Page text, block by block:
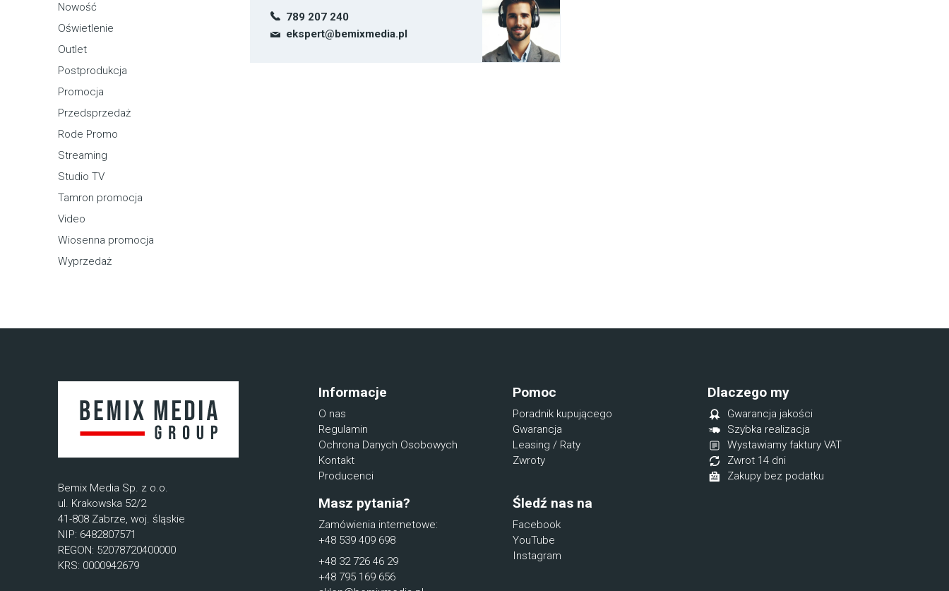
Nowość
Oświetlenie
Outlet
Postprodukcja
Promocja
Przedsprzedaż
Rode Promo
Streaming
Studio TV
Tamron promocja
Video
Wiosenna promocja
Wyprzedaż
789 207 240
ekspert@bemixmedia.pl
Bemix Media Sp. z o.o.
ul. Krakowska 52/2
41-808 Zabrze, woj. śląskie
NIP: 6482807571
REGON: 52078720400000
KRS: 0000942679
Informacje
O nas
Regulamin
Ochrona Danych Osobowych
Kontakt
Producenci
Pomoc
Poradnik kupującego
Gwarancja
Leasing / Raty
Zwroty
Dlaczego my
Gwarancja jakości
Szybka realizacja
Wystawiamy faktury VAT
Zwrot 14 dni
Zakupy bez podatku
Masz pytania?
Zamówienia internetowe:
+48 539 409 698
+48 32 726 46 29
+48 795 169 656
Śledź nas na
Facebook
YouTube
Instagram